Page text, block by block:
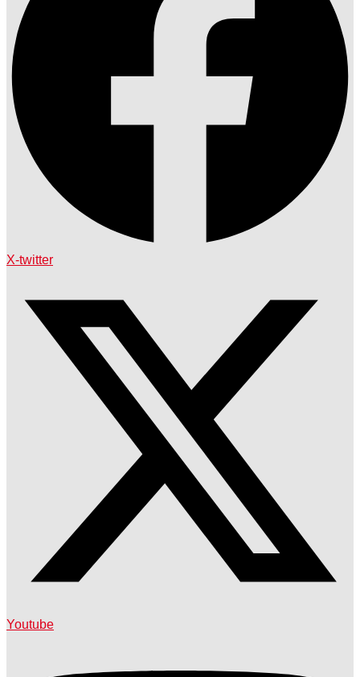
X-twitter
Youtube